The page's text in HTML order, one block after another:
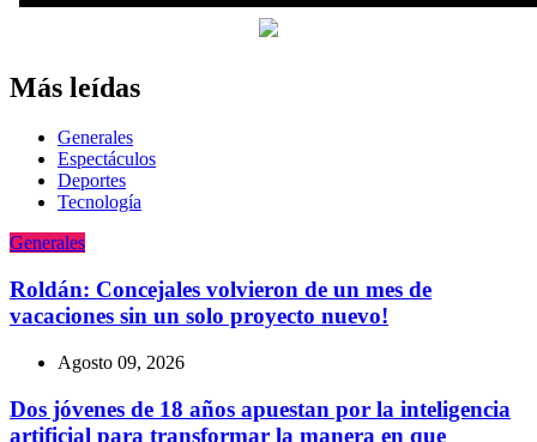
Más leídas
Generales
Espectáculos
Deportes
Tecnologí­a
Generales
Roldán: Concejales volvieron de un mes de
vacaciones sin un solo proyecto nuevo!
Agosto 09, 2026
Dos jóvenes de 18 años apuestan por la inteligencia
artificial para transformar la manera en que